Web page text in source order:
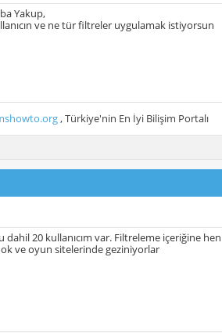
Yakup,
ve ne tür filtreler uygulamak istiyorsun
, Türkiye'nin En İyi Bilişim Portalı
dahil 20 kullanıcım var. Filtreleme içeriğine
ve oyun sitelerinde geziniyorlar